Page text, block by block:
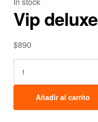
Vip deluxe
$890
Añadir al carrito